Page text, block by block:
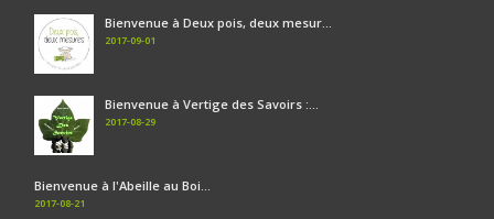
Bienvenue à Deux pois, deux mesur...
2017-09-01
Bienvenue à Vertige des Savoirs :...
2017-08-29
Bienvenue à l'Abeille au Boi...
2017-08-21